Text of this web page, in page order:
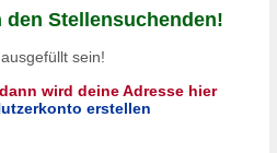
den Stellensuchenden!
sein!
wird deine Adresse hier
erstellen